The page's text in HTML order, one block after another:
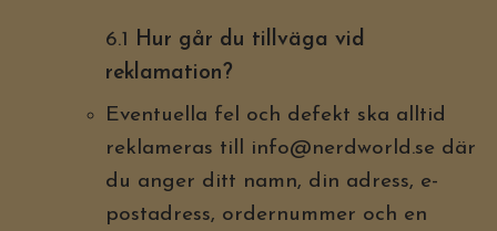
6.1
Hur går du tillväga vid
reklamation?
Eventuella fel och defekt ska alltid
reklameras till
info@nerdworld.se där
du anger ditt namn, din adress, e-
postadress, ordernummer och en